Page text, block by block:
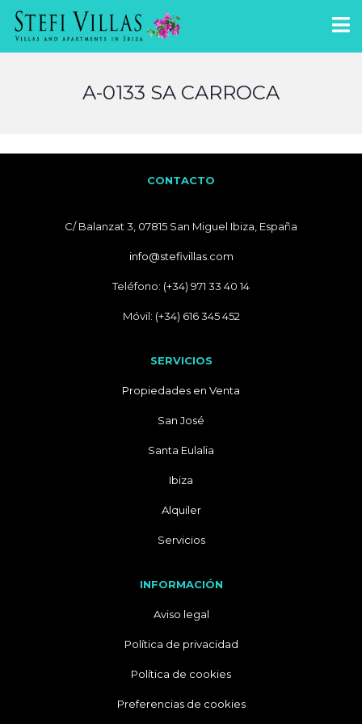
A-0133 SA CARROCA
CONTACTO
C/ Balanzat 3, 07815 San Miguel Ibiza, España
info@stefivillas.com
Teléfono: (+34) 971 33 40 14
Móvil: (+34) 616 345 452
SERVICIOS
Propiedades en Venta
San José
Santa Eulalia
Ibiza
Alquiler
Servicios
INFORMACIÓN
Aviso legal
Política de privacidad
Política de cookies
Preferencias de cookies